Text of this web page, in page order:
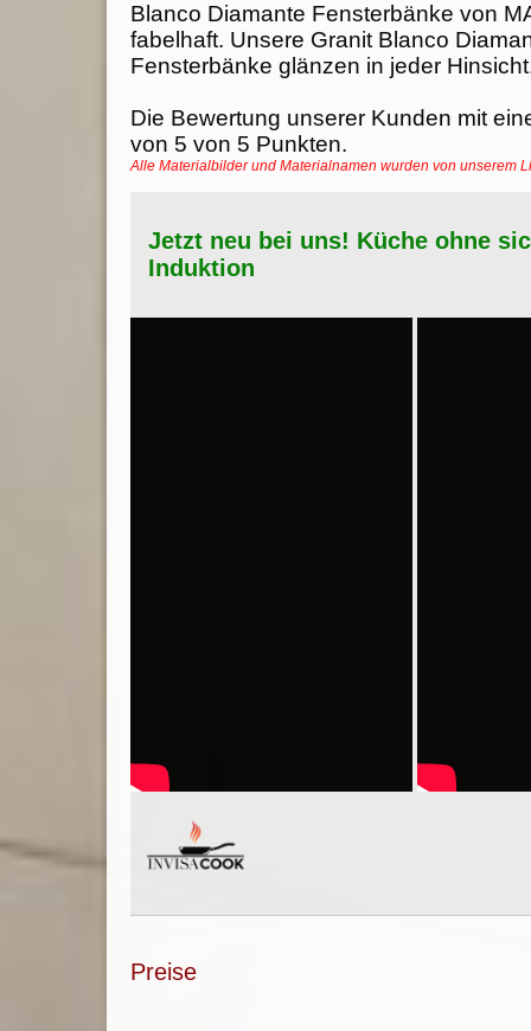
Blanco Diamante Fensterbänke von
fabelhaft. Unsere Granit Blanco
Fensterbänke glänzen in jeder
Die Bewertung unserer Kunden mit
von 5 von 5 Punkten.
Alle Materialbilder und Materialnamen wurden von unserem
Jetzt neu bei uns! Küche ohne
Induktion
Preise